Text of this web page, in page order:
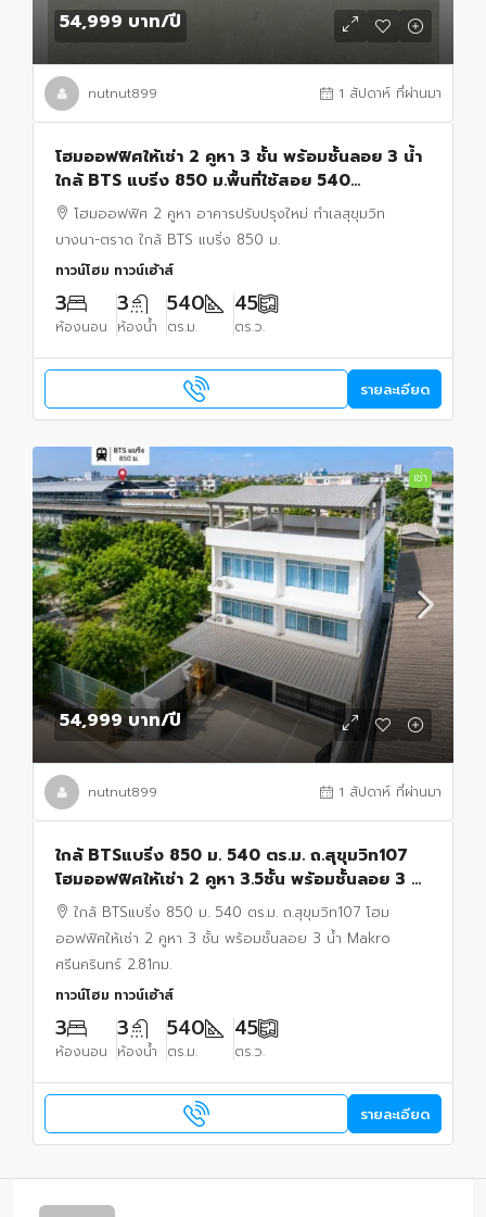
54,999 บาท/ปี
nutnut899 1 สัปดาห์ ที่ผ่านมา
โฮมออฟฟิศให้เช่า 2 คูหา 3 ชั้น พร้อมชั้นลอย 3 น้ำ
ใกล้ BTS แบริ่ง 850 ม.พื้นที่ใช้สอย 540
ตร.ม.เหมาะสำหรับสำนักงาน คลังสินค้า และธุรกิจ
โฮมออฟฟิศ 2 คูหา อาคารปรับปรุงใหม่ ทำเลสุขุมวิท
บางนา-ตราด ใกล้ BTS แบริ่ง 850 ม.
ทาวน์โฮม ทาวน์เฮ้าส์
3
ห้องนอน
3
ห้องน้ำ
540
ตร.ม.
45
ตร.ว.
รายละเอียด
เช่า
54,999 บาท/ปี
nutnut899 1 สัปดาห์ ที่ผ่านมา
ใกล้ BTSแบริ่ง 850 ม. 540 ตร.ม. ถ.สุขุมวิท107
โฮมออฟฟิศให้เช่า 2 คูหา 3.5ชั้น พร้อมชั้นลอย 3 น้ำ
Makro ศรีนครินทร์ 2.81กม.
ใกล้ BTSแบริ่ง 850 ม. 540 ตร.ม. ถ.สุขุมวิท107 โฮม
ออฟฟิศให้เช่า 2 คูหา 3 ชั้น พร้อมชั้นลอย 3 น้ำ Makro
ศรีนครินทร์ 2.81กม.
ทาวน์โฮม ทาวน์เฮ้าส์
3
ห้องนอน
3
ห้องน้ำ
540
ตร.ม.
45
ตร.ว.
รายละเอียด